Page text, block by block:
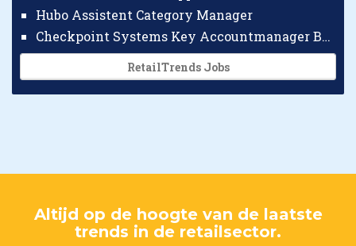
Hubo Assistent Category Manager
Checkpoint Systems Key Accountmanager Benelux
RetailTrends Jobs
Altijd op de hoogte van de laatste
trends in de retailsector.